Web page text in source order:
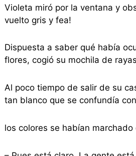
Violeta miró por la ventana y
vuelto gris y fea!
Dispuesta a saber qué había
flores, cogió su mochila de
Al poco tiempo de salir de su
tan blanco que se confundía
los colores se habían